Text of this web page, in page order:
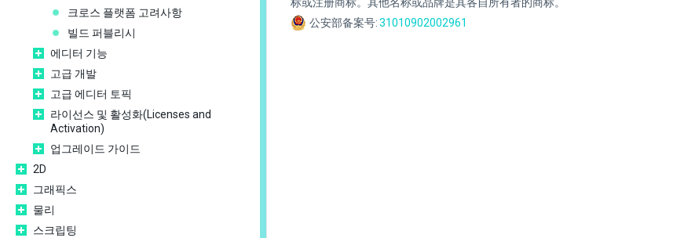
크로스 플랫폼 고려사항
빌드 퍼블리시
에디터 기능
고급 개발
고급 에디터 토픽
라이선스 및 활성화(Licenses and
Activation)
업그레이드 가이드
2D
그래픽스
물리
스크립팅
公安部备案号:31010902002961